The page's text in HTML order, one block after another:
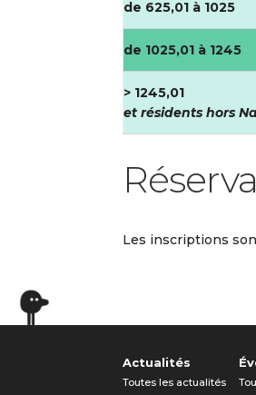
de 625,01 à 1025
de 1025,01 à 1245
> 1245,01
et résidents hors
Les inscriptions
Actualités
Toutes les actualités